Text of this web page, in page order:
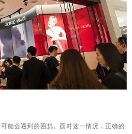
能会遇到的困扰。面对这一情况，正确的